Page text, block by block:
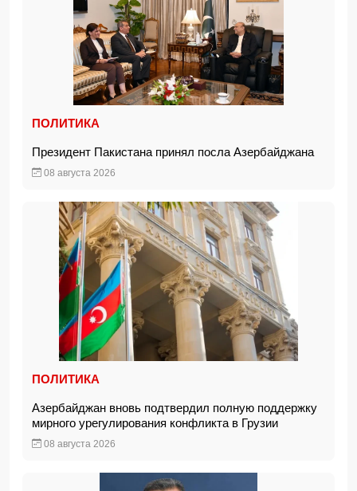
ПОЛИТИКА
Президент Пакистана принял посла Азербайджана
08 августа 2026
ПОЛИТИКА
Азербайджан вновь подтвердил полную поддержку
мирного урегулирования конфликта в Грузии
08 августа 2026